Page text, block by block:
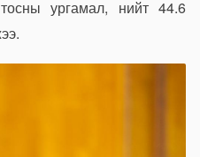
ургамал, нийт 44.6